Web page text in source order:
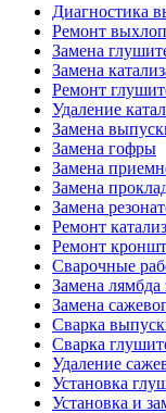
Диагностика
Ремонт
Замена
Замена
Ремонт
Удаление
Замена
Замена гофры
Замена
Замена
Замена
Ремонт
Ремонт
Сварочные
Замена лямбда
Замена
Сварка
Сварка
Удаление
Установка
Установка и